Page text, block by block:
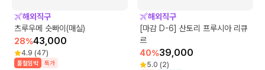
해외직구
츠루우메 슷빠이(매실)
28%43,000
4.9 (47)
품절임박 특가
해외직구
[마감 D-6] 산토리 프루시아 리큐
르
40%39,000
5.0 (2)